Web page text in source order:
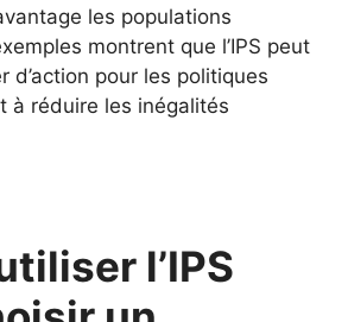
les populations
montrent que l’IPS peut
d’action pour les politiques
à réduire les inégalités
l’IPS